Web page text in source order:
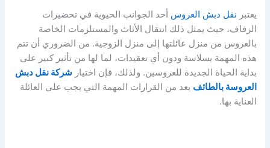
يعتبر نقل دبش العروس أحد الجوانب الحيوية في تحضيرات
الزفاف، حيث يمثل ذلك انتقال الأثاث والمستلزمات الخاصة
بالعروس من منزل عائلتها إلى منزل الزوجية. من الضروري أن تتم
هذه المهمة بسلاسة ودون أي تعقيدات، لما لها من تأثير كبير على
بداية الحياة الجديدة للعروسين. ولذلك، فإن اختيار شركة نقل دبش
العروسة بالطائف يعد من القرارات المهمة التي يجب على العائلة
العناية بها.